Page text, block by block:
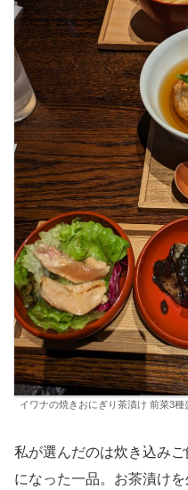
イワナの焼きおにぎり茶漬け 前菜3種
私が選んだのは炊き込み
になった一品。お茶漬け